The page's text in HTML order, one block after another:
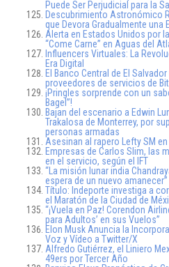
Puede Ser Perjudicial para la
Descubrimiento Astronómico
que Devora Gradualmente una
Alerta en Estados Unidos por
“Come Carne” en Aguas del
Influencers Virtuales: La
Era Digital
El Banco Central de El
proveedores de servicios de
¡Pringles sorprende con un
Bagel”!
Bajan del escenario a Edwin
Trakalosa de Monterrey, por
personas armadas
Asesinan al rapero Lefty SM
Empresas de Carlos Slim, las
en el servicio, según el IFT
“La misión lunar india
espera de un nuevo amanecer”
Título: Indeporte investiga a
el Maratón de la Ciudad de
“¡Vuela en Paz! Corendon
para Adultos’ en sus Vuelos”
Elon Musk Anuncia la
Voz y Vídeo a Twitter/X
Alfredo Gutiérrez, el Liniero
49ers por Tercer Año